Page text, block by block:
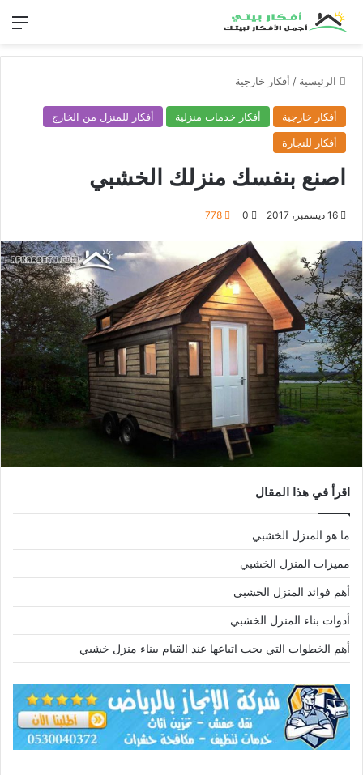
الرئيسية / أفكار خارجية
أفكار خارجية أفكار خدمات منزلية
أفكار للمنزل من الخارج
أفكار للنجارة
اصنع بنفسك منزلك الخشبي
16 ديسمبر، 2017 0
778
اقرأ في هذا المقال
ما هو المنزل الخشبي
مميزات المنزل الخشبي
أهم فوائد المنزل الخشبي
أدوات بناء المنزل الخشبي
أهم الخطوات التي يجب اتباعها عند القيام ببناء منزل خشبي